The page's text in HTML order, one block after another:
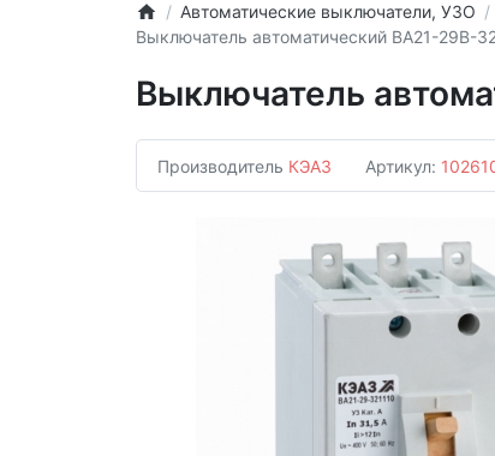
Автоматические выключатели, УЗО
Выключатель автоматический ВА21-29В-
Выключатель
Производитель КЭАЗ Артикул: